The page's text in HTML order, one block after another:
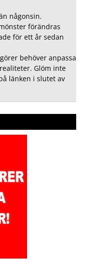
någonsin.
förändras
för ett år sedan
behöver anpassa
Glöm inte
länken i slutet av